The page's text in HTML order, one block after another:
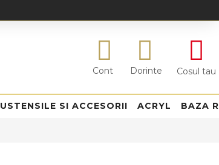
Cont Dorinte Cosul tau
USTENSILE SI ACCESORII ACRYL BAZA